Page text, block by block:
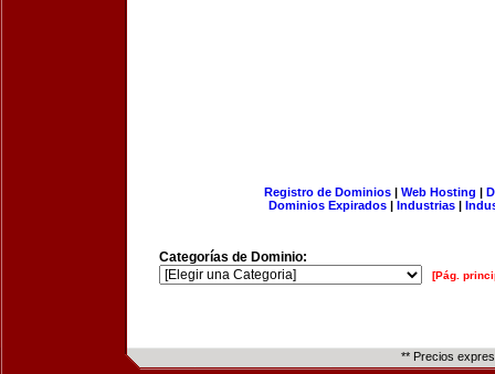
Registro de Dominios| Web Hosting |
Dominios Expirados | Industrias |
Categorías de Dominio:
[Pág.
** Precios